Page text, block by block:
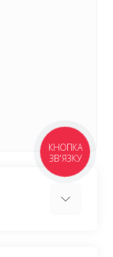
КНОПКА
ЗВ'ЯЗКУ